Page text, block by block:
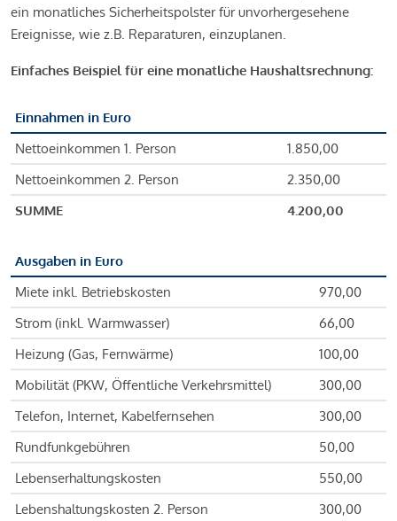
ein monatliches Sicherheitspolster für unvorhergesehene
Ereignisse, wie z.B. Reparaturen, einzuplanen.
Einfaches Beispiel für eine monatliche Haushaltsrechnung:
Einnahmen in Euro
Nettoeinkommen 1. Person
1.850,00
Nettoeinkommen 2. Person
2.350,00
SUMME
4.200,00
Ausgaben in Euro
Miete inkl. Betriebskosten
970,00
Strom (inkl. Warmwasser)
66,00
Heizung (Gas, Fernwärme)
100,00
Mobilität (PKW, Öffentliche Verkehrsmittel)
300,00
Telefon, Internet, Kabelfernsehen
300,00
Rundfunkgebühren
50,00
Lebenserhaltungskosten
550,00
Lebenshaltungskosten 2. Person
300,00